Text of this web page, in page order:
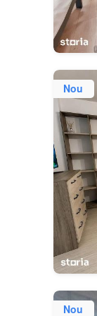
Nou
Nou